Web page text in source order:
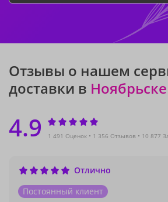
Отзывы о нашем
доставки в Ноябрьске
4.9 1 491 Оценок 1 356 Отзывов 10 877
Отлично
Постоянный клиент